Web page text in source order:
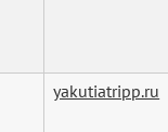
yakutiatripp.ru